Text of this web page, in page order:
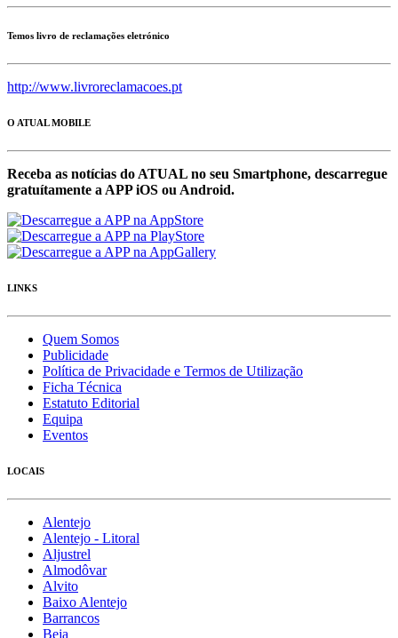
Temos livro de reclamações eletrónico
http://www.livroreclamacoes.pt
O ATUAL MOBILE
Receba as notícias do ATUAL no seu Smartphone, descarregue
gratuítamente a APP iOS ou Android.
LINKS
Quem Somos
Publicidade
Política de Privacidade e Termos de Utilização
Ficha Técnica
Estatuto Editorial
Equipa
Eventos
LOCAIS
Alentejo
Alentejo - Litoral
Aljustrel
Almodôvar
Alvito
Baixo Alentejo
Barrancos
Beja